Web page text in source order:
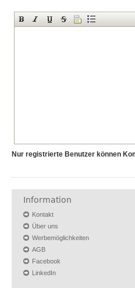
Nur registrierte Benutzer können
Information
Kontakt
Über uns
Werbemöglichkeiten
AGB
Facebook
LinkedIn